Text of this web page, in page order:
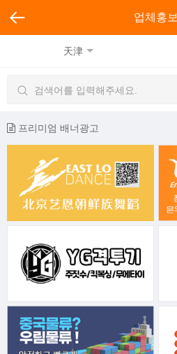
업체홍보
天津
프리미엄 배너광고